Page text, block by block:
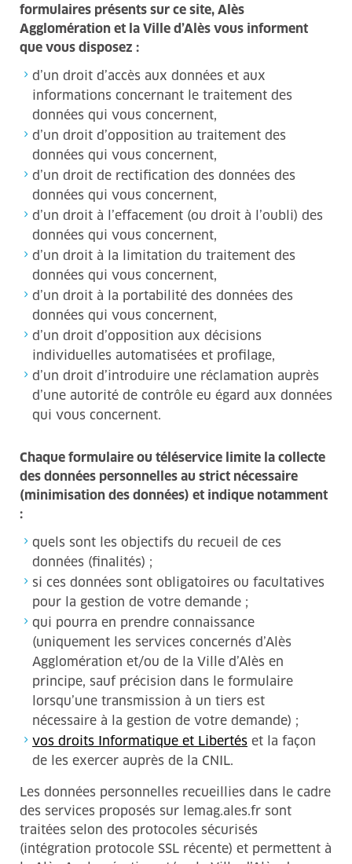
formulaires présents sur ce site, Alès
Agglomération et la Ville d’Alès vous informent
que vous disposez :
d’un droit d’accès aux données et aux
informations concernant le traitement des
données qui vous concernent,
d’un droit d’opposition au traitement des
données qui vous concernent,
d’un droit de rectification des données des
données qui vous concernent,
d’un droit à l’effacement (ou droit à l’oubli) des
données qui vous concernent,
d’un droit à la limitation du traitement des
données qui vous concernent,
d’un droit à la portabilité des données des
données qui vous concernent,
d’un droit d’opposition aux décisions
individuelles automatisées et profilage,
d’un droit d’introduire une réclamation auprès
d’une autorité de contrôle eu égard aux données
qui vous concernent.
Chaque formulaire ou téléservice limite la collecte
des données personnelles au strict nécessaire
(minimisation des données) et indique notamment
:
quels sont les objectifs du recueil de ces
données (finalités) ;
si ces données sont obligatoires ou facultatives
pour la gestion de votre demande ;
qui pourra en prendre connaissance
(uniquement les services concernés d’Alès
Agglomération et/ou de la Ville d’Alès en
principe, sauf précision dans le formulaire
lorsqu’une transmission à un tiers est
nécessaire à la gestion de votre demande) ;
vos droits Informatique et Libertés et la façon
de les exercer auprès de la CNIL.
Les données personnelles recueillies dans le cadre
des services proposés sur lemag.ales.fr sont
traitées selon des protocoles sécurisés
(intégration protocole SSL récente) et permettent à